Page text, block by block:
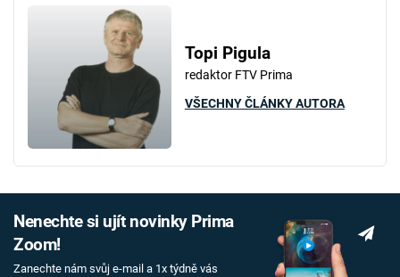
Topi Pigula
redaktor FTV Prima
VŠECHNY ČLÁNKY AUTORA
Nenechte si ujít novinky Prima
Zoom!
Zanechte nám svůj e-mail a 1x týdně vás